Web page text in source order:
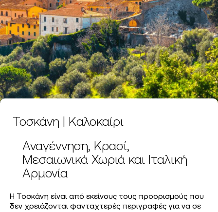
Τοσκάνη | Καλοκαίρι
Αναγέννηση, Κρασί,
Μεσαιωνικά Χωριά και Ιταλική
Αρμονία
Η Τοσκάνη είναι από εκείνους τους προορισμούς που
δεν χρειάζονται φανταχτερές περιγραφές για να σε